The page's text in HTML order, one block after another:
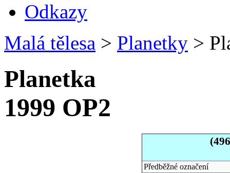
Odkazy
Malá tělesa > Planetky >
Planetka
1999 OP2
Předběžné označení